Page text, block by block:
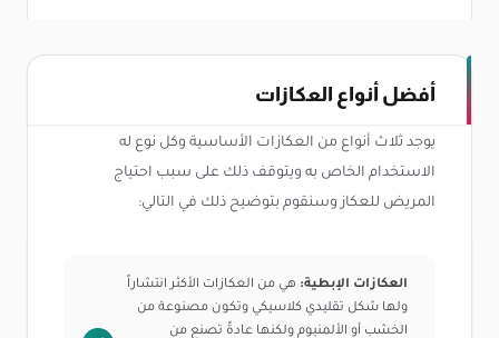
أفضل أنواع العكازات
يوجد ثلاث أنواع من العكازات الأساسية وكل نوع له
الاستخدام الخاص به ويتوقف ذلك على سبب احتياج
المريض للعكاز وسنقوم بتوضيح ذلك في التالي:
العكازات الإبطية: هي من العكازات الأكثر انتشاراً
ولها شكل تقليدي كلاسيكي وتكون مصنوعة من
الخشب أو الألمنيوم ولكنها عادةً تصنع من